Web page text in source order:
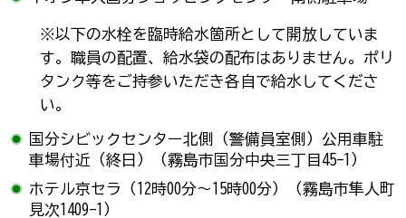
※以下の水栓を臨時給水箇所として開放していま
す。職員の配置、給水袋の配布はありません。ポリ
タンク等をご持参いただき各自で給水してくださ
い。
国分シビックセンター北側（警備員室側）公用車駐
車場付近（終日）（霧島市国分中央三丁目45-1）
ホテル京セラ（12時00分～15時00分）（霧島市隼人町
見次1409-1）